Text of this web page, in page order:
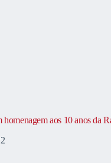
homenagem aos 10 anos da